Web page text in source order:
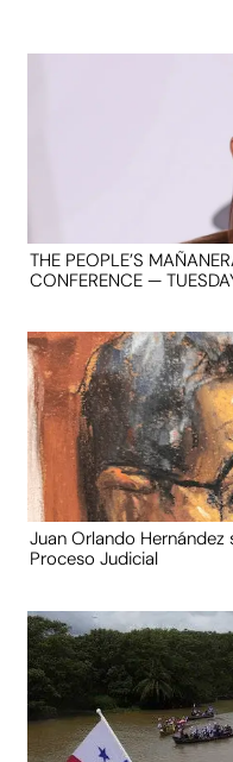
THE PEOPLE’S
CONFERENCE —
Juan Orlando
Proceso Judicial